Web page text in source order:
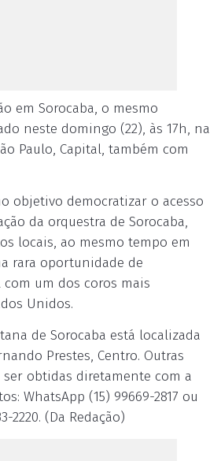
em Sorocaba, o mesmo
neste domingo (22), às 17h, na
Paulo, Capital, também com
objetivo democratizar o acesso
da orquestra de Sorocaba,
locais, ao mesmo tempo em
rara oportunidade de
um dos coros mais
Unidos.
de Sorocaba está localizada
Prestes, Centro. Outras
obtidas diretamente com a
WhatsApp (15) 99669-2817 ou
2220. (Da Redação)